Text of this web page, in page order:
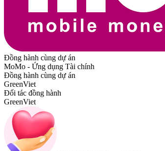
Đồng hành cùng dự án
MoMo - Ứng dụng Tài chính
Đồng hành cùng dự án
GreenViet
Đối tác đồng hành
GreenViet